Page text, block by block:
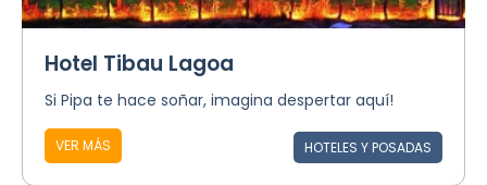
Hotel Tibau Lagoa
Si Pipa te hace soñar, imagina despertar aquí!
VER MÁS HOTELES Y POSADAS